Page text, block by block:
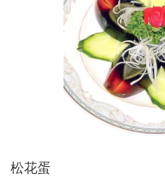
松花蛋